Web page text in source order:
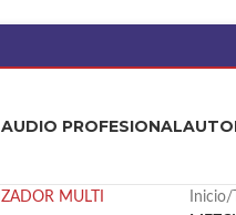
AUDIO PROFESIONAL
Inicio/